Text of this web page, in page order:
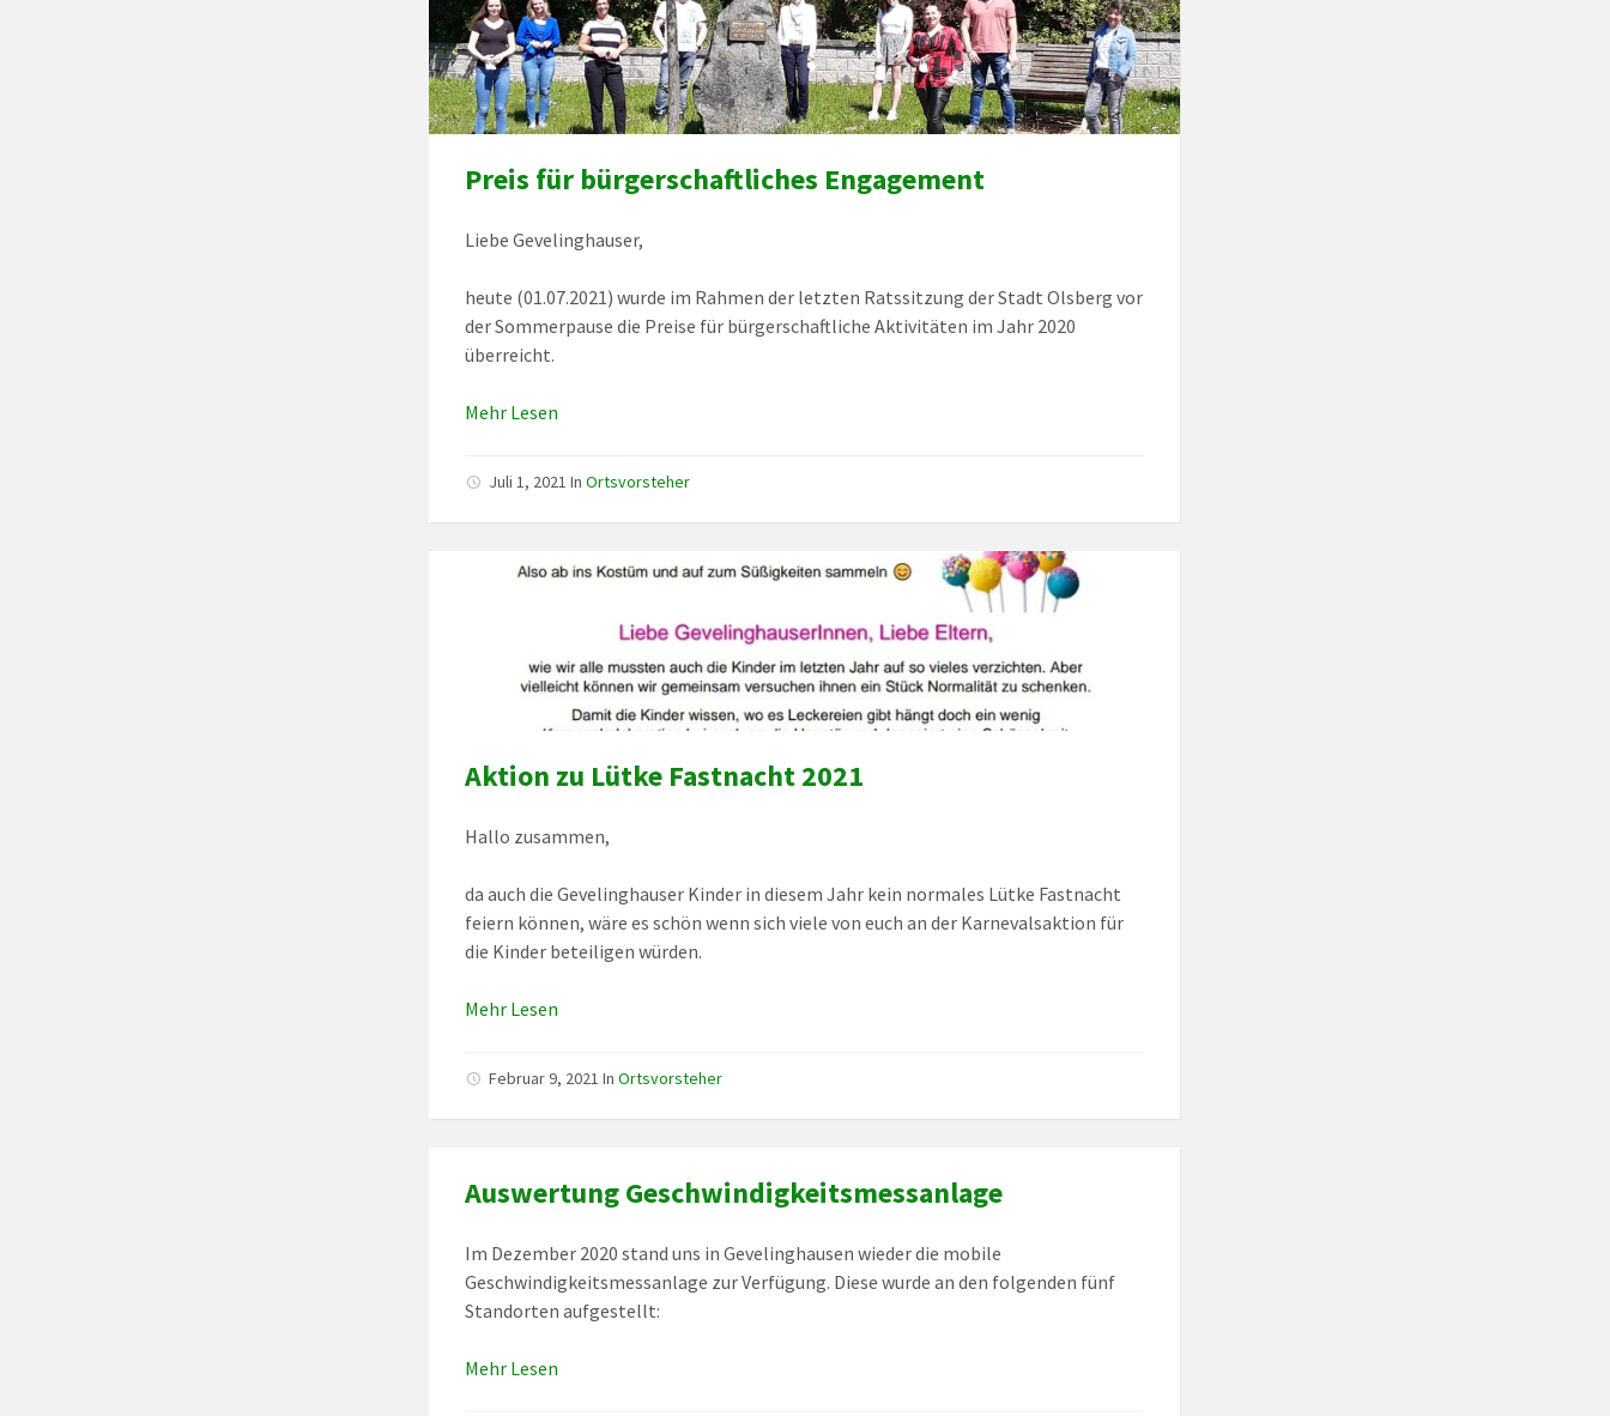
Preis für bürgerschaftliches Engagement
Liebe Gevelinghauser,
heute (01.07.2021) wurde im Rahmen der letzten Ratssitzung der Stadt Olsberg vor
der Sommerpause die Preise für bürgerschaftliche Aktivitäten im Jahr 2020
überreicht.
Mehr Lesen
Juli 1, 2021InOrtsvorsteher
Aktion zu Lütke Fastnacht 2021
Hallo zusammen,
da auch die Gevelinghauser Kinder in diesem Jahr kein normales Lütke Fastnacht
feiern können, wäre es schön wenn sich viele von euch an der Karnevalsaktion für
die Kinder beteiligen würden.
Mehr Lesen
Februar 9, 2021InOrtsvorsteher
Auswertung Geschwindigkeitsmessanlage
Im Dezember 2020 stand uns in Gevelinghausen wieder die mobile
Geschwindigkeitsmessanlage zur Verfügung. Diese wurde an den folgenden fünf
Standorten aufgestellt:
Mehr Lesen